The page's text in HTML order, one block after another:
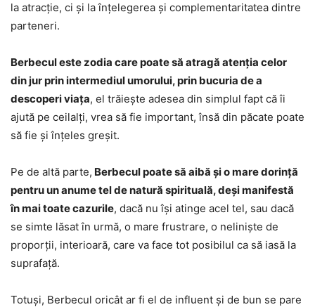
la atracție, ci și la înțelegerea și complementaritatea dintre
parteneri.
Berbecul este zodia care poate să atragă atenția celor
din jur prin intermediul umorului, prin bucuria de a
descoperi viața, el trăiește adesea din simplul fapt că îi
ajută pe ceilalți, vrea să fie important, însă din păcate poate
să fie și înțeles greșit.
Pe de altă parte, Berbecul poate să aibă și o mare dorință
pentru un anume tel de natură spirituală, deși manifestă
în mai toate cazurile, dacă nu își atinge acel tel, sau dacă
se simte lăsat în urmă, o mare frustrare, o neliniște de
proporții, interioară, care va face tot posibilul ca să iasă la
suprafață.
Totuși, Berbecul oricât ar fi el de influent și de bun se pare